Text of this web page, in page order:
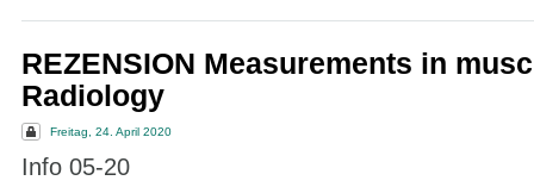
REZENSION Measurements in
Radiology
Freitag, 24. April 2020
Info 05-20